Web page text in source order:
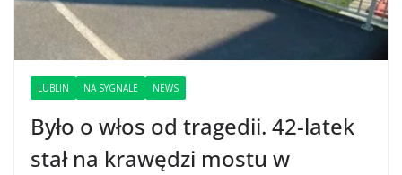
LUBLIN NA SYGNALE NEWS
Było o włos od tragedii. 42-latek
stał na krawędzi mostu w